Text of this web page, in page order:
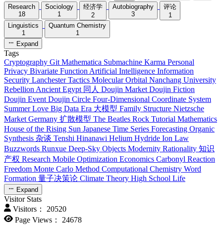
Research
18
Sociology
1
经济学
2
Autobiography
3
评论
1
Linguistics
1
Quantum Chemistry
1
Expand
Tags
Cryptography Git Mathematica Submachine Karma Personal
Privacy Bivariate Function Artificial Intelligence Information
Security Lanchester Tactics Molecular Orbital Nanchang University
Rebellion Ancient Egypt 同人 Doujin Market Doujin Fiction
Doujin Event Doujin Circle Four-Dimensional Coordinate System
Summer Love Big Data Era 大模型 Family Structure Nietzsche
Market Germany 扩散模型 The Beatles Rock Tutorial Mathematics
House of the Rising Sun Japanese Time Series Forecasting Organic
Synthesis 杂谈 Tenshi Hinanawi Helium Hydride Ion Law
Buzzwords Runxue Deep-Sky Objects Modernity Rationality 知识
产权 Research Mobile Optimization Economics Carbonyl Reaction
Freedom Monte Carlo Method Computational Chemistry Word
Formation 量子决策论 Climate Theory High School Life
Expand
Visitor Stats
Visitors：
20520
Page Views：
24678